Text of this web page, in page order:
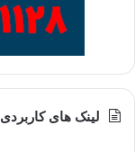
لینک های کاربردی